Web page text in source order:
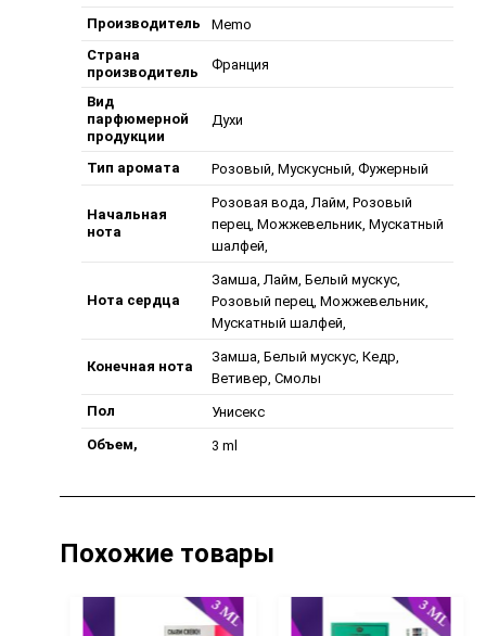
Производитель
Memo
Страна
производитель
Франция
Вид
парфюмерной
продукции
Духи
Тип аромата Розовый, Мускусный, Фужерный
Начальная
нота
Розовая вода, Лайм, Розовый
перец, Можжевельник, Мускатный
шалфей,
Нота сердца
Замша, Лайм, Белый мускус,
Розовый перец, Можжевельник,
Мускатный шалфей,
Конечная нота
Замша, Белый мускус, Кедр,
Ветивер, Смолы
Пол
Унисекс
Объем,
3 ml
Похожие товары